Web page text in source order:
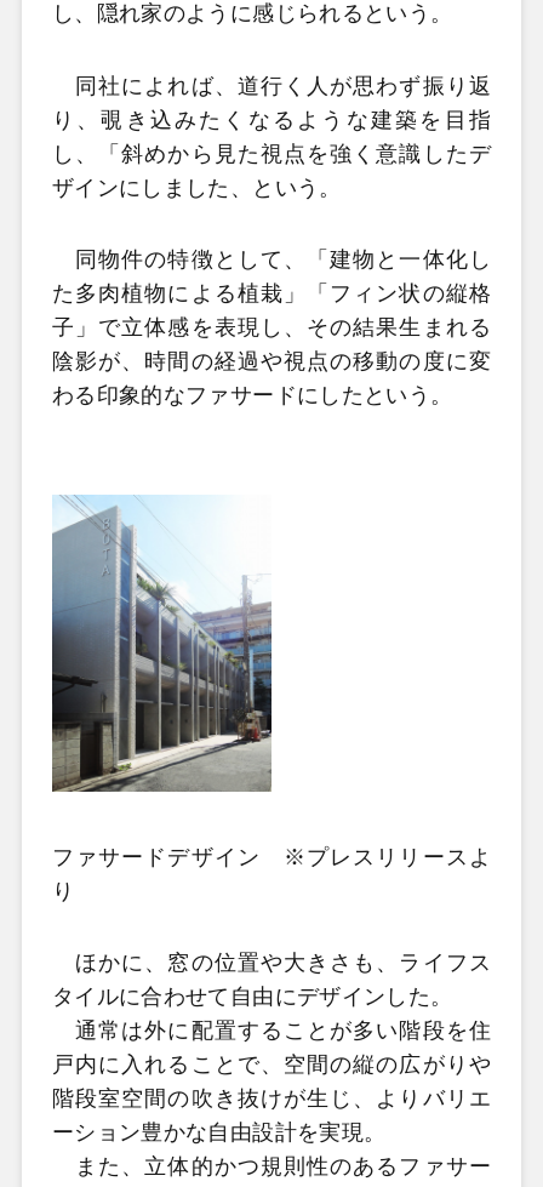
し、隠れ家のように感じられるという。
同社によれば、道行く人が思わず振り返
り、覗き込みたくなるような建築を目指
し、「斜めから見た視点を強く意識したデ
ザインにしました、という。
同物件の特徴として、「建物と一体化し
た多肉植物による植栽」「フィン状の縦格
子」で立体感を表現し、その結果生まれる
陰影が、時間の経過や視点の移動の度に変
わる印象的なファサードにしたという。
ファサードデザイン ※プレスリリースよ
り
ほかに、窓の位置や大きさも、ライフス
タイルに合わせて自由にデザインした。
通常は外に配置することが多い階段を住
戸内に入れることで、空間の縦の広がりや
階段室空間の吹き抜けが生じ、よりバリエ
ーション豊かな自由設計を実現。
また、立体的かつ規則性のあるファサー